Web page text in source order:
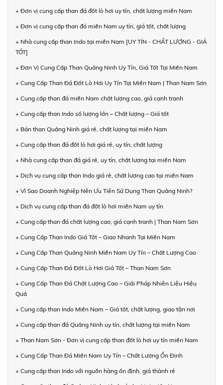
+ Đơn vị cung cấp than đá đốt lò hơi uy tín, chất lượng miền Nam
+ Đơn vị cung cấp than đá miền Nam uy tín, giá tốt, chất lượng
+ Nhà cung cấp than Indo tại miền Nam [UY TÍN - CHẤT LƯỢNG - GIÁ
TỐT]
+ Đơn Vị Cung Cấp Than Quảng Ninh Uy Tín, Giá Tốt Tại Miền Nam
+ Cung Cấp Than Đá Đốt Lò Hơi Uy Tín Tại Miền Nam | Than Nam Sơn
+ Cung cấp than đá miền Nam chất lượng cao, giá cạnh tranh
+ Cung cấp than Indo số lượng lớn – Chất lượng – Giá tốt
+ Bán than Quảng Ninh giá rẻ, chất lượng tại miền Nam
+ Cung cấp than đá đốt lò hơi giá rẻ, uy tín, chất lượng
+ Nhà cung cấp than đá giá rẻ, uy tín, chất lượng tại miền Nam
+ Dịch vụ cung cấp than Indo giá rẻ, chất lượng cao tại miền Nam
+ Vì Sao Doanh Nghiệp Nên Ưu Tiên Sử Dụng Than Quảng Ninh?
+ Dịch vụ cung cấp than đá đốt lò hơi miền Nam uy tín
+ Cung cấp than đá chất lượng cao, giá cạnh tranh | Than Nam Sơn
+ Cung Cấp Than Indo Giá Tốt – Giao Nhanh Tại Miền Nam
+ Cung Cấp Than Quảng Ninh Miền Nam Uy Tín – Chất Lượng Cao
+ Cung Cấp Than Đá Đốt Lò Hơi Giá Tốt – Than Nam Sơn
+ Cung Cấp Than Đá Chất Lượng Cao – Giải Pháp Nhiên Liệu Hiệu
Quả
+ Cung cấp than Indo Miền Nam – Giá tốt, chất lượng, giao tận nơi
+ Cung cấp than đá Quảng Ninh uy tín, chất lượng tại miền Nam
+ Than Nam Sơn - Đơn vị cung cấp than đốt lò hơi uy tín miền Nam
+ Cung Cấp Than Đá Miền Nam Uy Tín – Chất Lượng Ổn Định
+ Cung cấp than Indo với nguồn hàng ổn định, giá thành rẻ